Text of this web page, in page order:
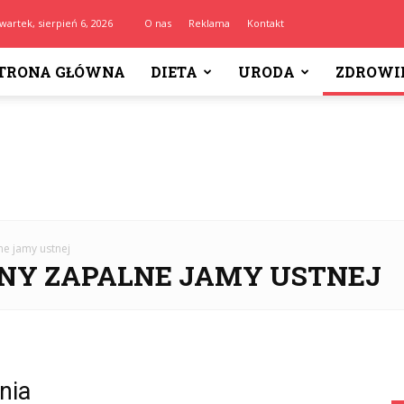
sierpień 6, 2026 O nas Reklama Kontakt
GŁÓWNA DIETA URODA
jamy ustnej
ZAPALNE JAMY USTNEJ